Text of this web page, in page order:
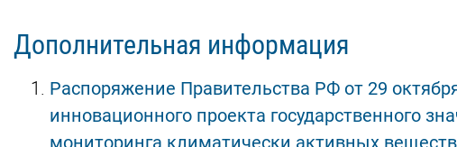
Дополнительная информация
Распоряжение Правительства РФ от 29
инновационного проекта государственного
мониторинга климатически активных